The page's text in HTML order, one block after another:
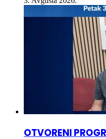
OTVORENI
(Arnes Avdić)